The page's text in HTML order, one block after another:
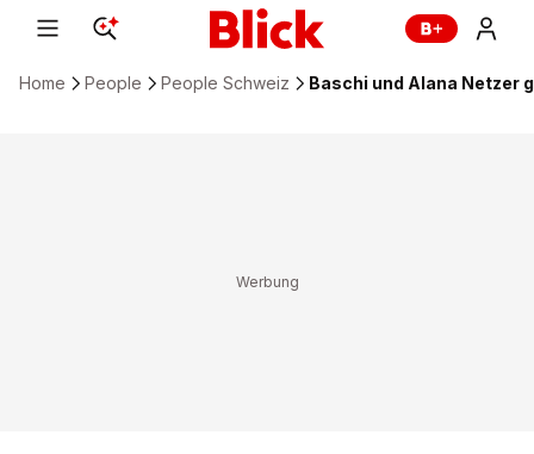
Home People People Schweiz Baschi und Alana Netzer